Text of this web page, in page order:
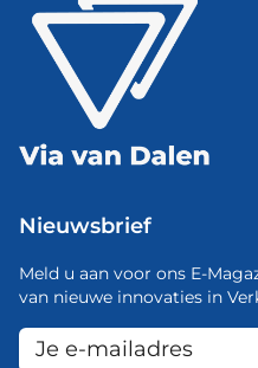
Nieuwsbrief
Meld u aan voor ons E-
van nieuwe innovaties in